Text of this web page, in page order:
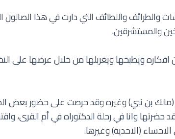
والطرائف واللطائف التي دارت في هذا
والمستشرقين.
افكاره ويطبخها ويغربلها من خلال عرضها على
بن نبي) وغيره وقد حرصت على حضور بعض
وانا في رحلة الدكتوراه في أم القرى،
(الاحدية) وغيرها.